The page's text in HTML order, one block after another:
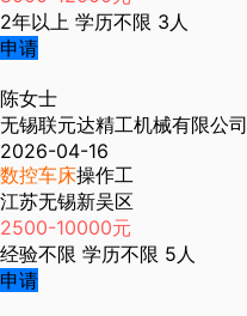
2年以上 学历不限 3人
申请
陈女士
无锡联元达精工机械有限公司
2026-04-16
数控车床操作工
江苏无锡新吴区
2500-10000元
经验不限 学历不限 5人
申请